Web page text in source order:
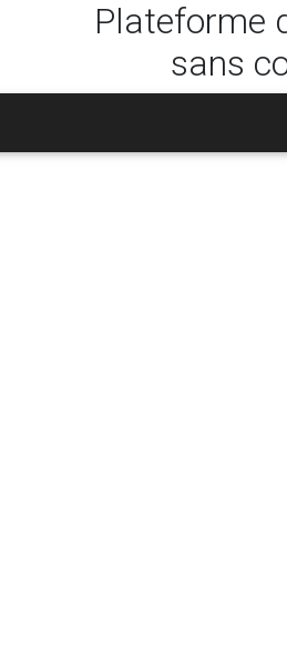
Plateforme
sans